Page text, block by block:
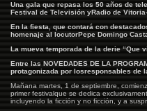
Una gala que repasa los 50 años de
Festival de Televisión yRadio de
En la fiesta, que contará con
homenaje al locutorPepe Domingo
La mueva temporada de la derie “Que
Entre las NOVEDADES DE LA
protagonizada por losresponsables de
Mañana martes, 1 de septiembre,
primer festivalque se dedica
incluyendo la ficción y no ficción, y a